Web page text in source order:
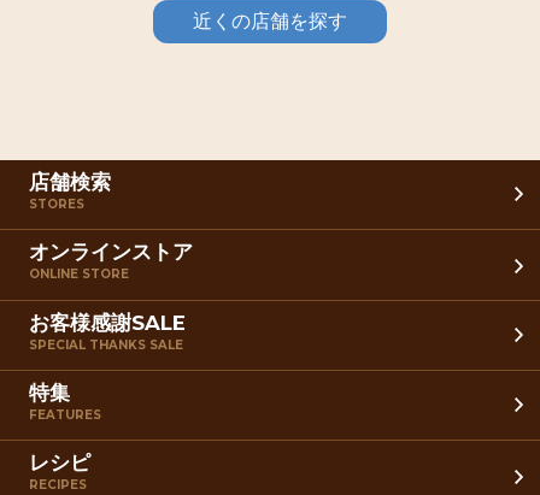
近くの店舗を探す
店舗検索
STORES
オンラインストア
ONLINE STORE
お客様感謝SALE
SPECIAL THANKS SALE
特集
FEATURES
レシピ
RECIPES